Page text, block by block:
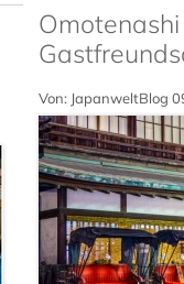
Von: JapanweltBlog